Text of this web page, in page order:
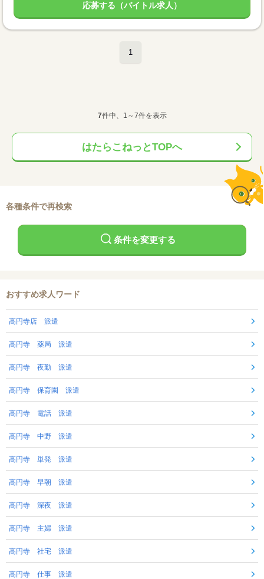
応募する（バイトル求人）
1
7件中、1～7件を表示
はたらこねっとTOPへ
各種条件で再検索
条件を変更する
おすすめ求人ワード
高円寺店 派遣
高円寺 薬局 派遣
高円寺 夜勤 派遣
高円寺 保育園 派遣
高円寺 電話 派遣
高円寺 中野 派遣
高円寺 単発 派遣
高円寺 早朝 派遣
高円寺 深夜 派遣
高円寺 主婦 派遣
高円寺 社宅 派遣
高円寺 仕事 派遣